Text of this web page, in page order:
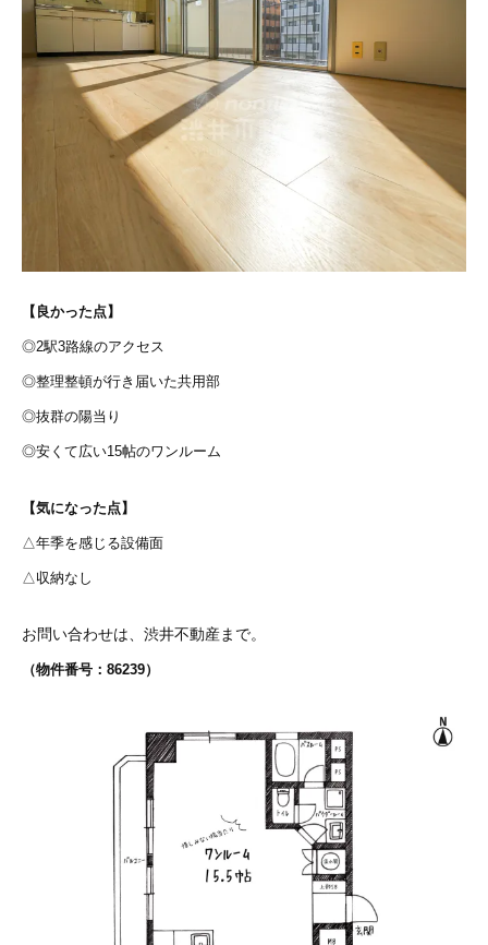
【良かった点】
◎2駅3路線のアクセス
◎整理整頓が行き届いた共用部
◎抜群の陽当り
◎安くて広い15帖のワンルーム
【気になった点】
△年季を感じる設備面
△収納なし
お問い合わせは、渋井不動産まで。
（物件番号：86239）